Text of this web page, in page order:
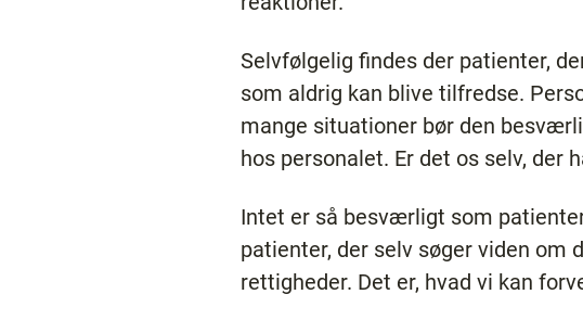
Selvfølgelig findes der patienter,
som aldrig kan blive tilfredse.
mange situationer bør den
hos personalet. Er det os selv, der
Intet er så besværligt som
patienter, der selv søger viden om
rettigheder. Det er, hvad vi kan